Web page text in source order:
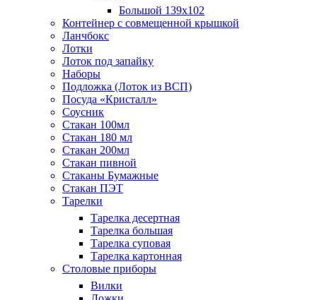
Большой 139х102
Контейнер с совмещенной крышкой
Ланчбокс
Лотки
Лоток под запайку
Наборы
Подложка (Лоток из ВСП)
Посуда «Кристалл»
Соусник
Стакан 100мл
Стакан 180 мл
Стакан 200мл
Стакан пивной
Стаканы Бумажные
Стакан ПЭТ
Тарелки
Тарелка десертная
Тарелка большая
Тарелка суповая
Тарелка картонная
Столовые приборы
Вилки